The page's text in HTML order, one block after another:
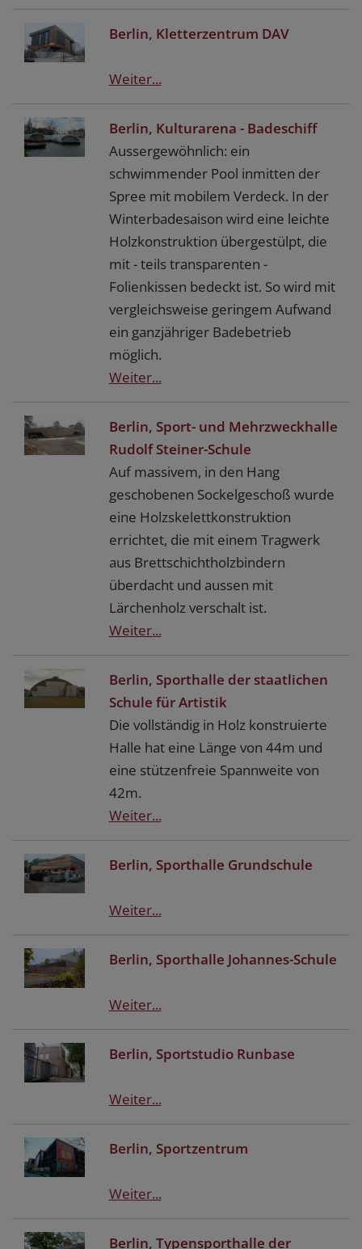
Berlin, Kletterzentrum DAV
Weiter...
Berlin, Kulturarena - Badeschiff
Aussergewöhnlich: ein
schwimmender Pool inmitten der
Spree mit mobilem Verdeck. In der
Winterbadesaison wird eine leichte
Holzkonstruktion übergestülpt, die
mit - teils transparenten -
Folienkissen bedeckt ist. So wird mit
vergleichsweise geringem Aufwand
ein ganzjähriger Badebetrieb
möglich.
Weiter...
Berlin, Sport- und Mehrzweckhalle
Rudolf Steiner-Schule
Auf massivem, in den Hang
geschobenen Sockelgeschoß wurde
eine Holzskelettkonstruktion
errichtet, die mit einem Tragwerk
aus Brettschichtholzbindern
überdacht und aussen mit
Lärchenholz verschalt ist.
Weiter...
Berlin, Sporthalle der staatlichen
Schule für Artistik
Die vollständig in Holz konstruierte
Halle hat eine Länge von 44m und
eine stützenfreie Spannweite von
42m.
Weiter...
Berlin, Sporthalle Grundschule
Weiter...
Berlin, Sporthalle Johannes-Schule
Weiter...
Berlin, Sportstudio Runbase
Weiter...
Berlin, Sportzentrum
Weiter...
Berlin, Typensporthalle der